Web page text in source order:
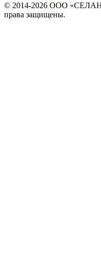
© 2014-2026 ООО
права защищены.